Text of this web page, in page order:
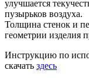
улучшается
пузырьков воздуха.
Толщина стенок и
геометрии изделия
Инструкцию по
скачать здесь